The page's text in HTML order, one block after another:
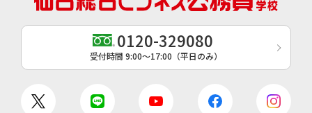
0120-329080
受付時間 9:00〜17:00（平日のみ）